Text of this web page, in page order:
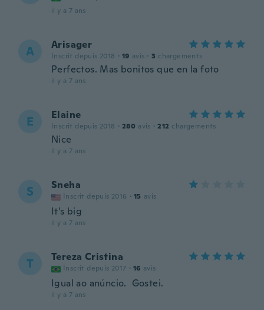
il y a 7 ans
A Arisager
Inscrit depuis 2018 · 19 avis · 3 chargements
Perfectos. Mas bonitos que en la foto
il y a 7 ans
E Elaine
Inscrit depuis 2018 · 280 avis · 212 chargements
Nice
il y a 7 ans
S Sneha
Inscrit depuis 2016 · 15 avis
It’s big
il y a 7 ans
T Tereza Cristina
Inscrit depuis 2017 · 16 avis
Igual ao anúncio. Gostei.
il y a 7 ans